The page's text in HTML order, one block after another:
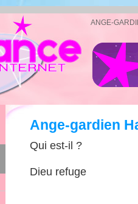
ANGE-
Ange-gardien
Qui est-il ?
Dieu refuge